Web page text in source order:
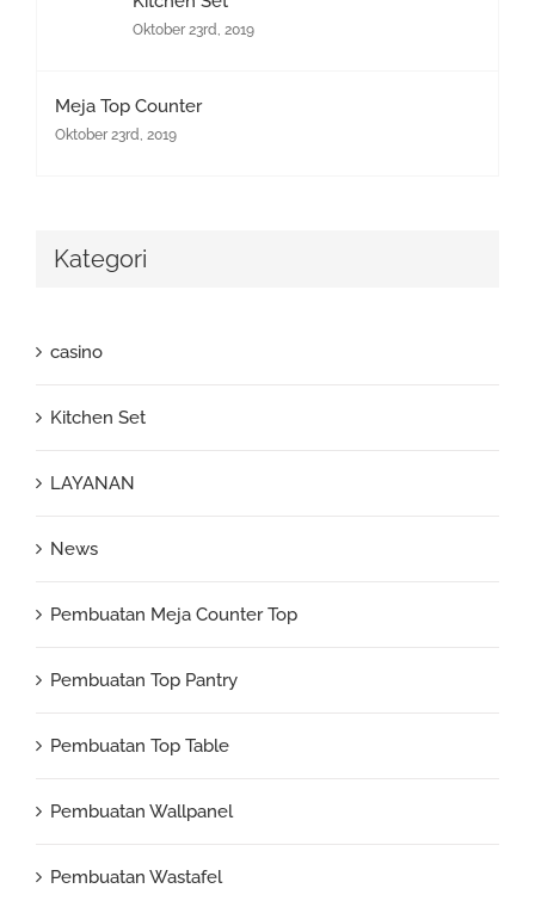
Oktober 23rd, 2019
Meja Top Counter
Oktober 23rd, 2019
Kategori
casino
Kitchen Set
LAYANAN
News
Pembuatan Meja Counter Top
Pembuatan Top Pantry
Pembuatan Top Table
Pembuatan Wallpanel
Pembuatan Wastafel